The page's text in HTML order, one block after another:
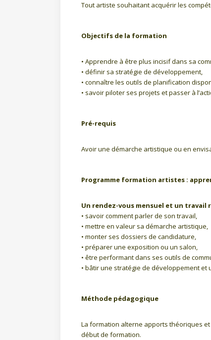
Tout artiste souhaitant acquérir les
Objectifs de la formation
• Apprendre à être plus incisif dans sa
• définir sa stratégie de développement,
• connaître les outils de planification
• savoir piloter ses projets et passer à
Pré-requis
Avoir une démarche artistique ou en
Programme formation artistes :
Un rendez-vous mensuel et un travail
• savoir comment parler de son travail,
• mettre en valeur sa démarche artistique,
• monter ses dossiers de candidature,
• préparer une exposition ou un salon,
• être performant dans ses outils de
• bâtir une stratégie de développement et
Méthode pédagogique
La formation alterne apports théoriques
début de formation.